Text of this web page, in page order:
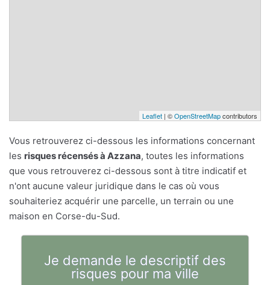
Leaflet | ©OpenStreetMapcontributors
Vous retrouverez ci-dessous les informations concernant
les risques récensés à Azzana, toutes les informations
que vous retrouverez ci-dessous sont à titre indicatif et
n'ont aucune valeur juridique dans le cas où vous
souhaiteriez acquérir une parcelle, un terrain ou une
maison en Corse-du-Sud.
Je demande le descriptif des
risques pour ma ville